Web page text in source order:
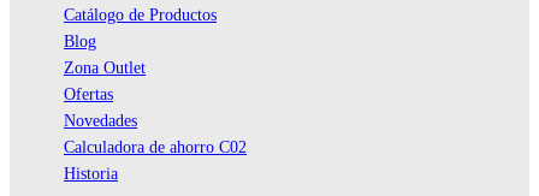
Catálogo de Productos
Blog
Zona Outlet
Ofertas
Novedades
Calculadora de ahorro C02
Historia